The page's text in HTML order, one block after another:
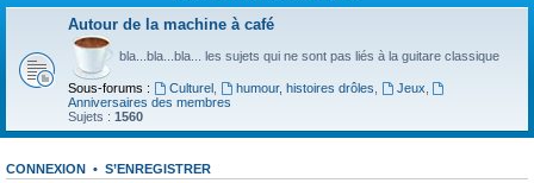
Autour de la machine à café
bla...bla...bla... les sujets qui ne sont pas liés à la guitare classique
Sous-forums : Culturel, humour, histoires drôles Jeux
Anniversaires des membres
Sujets : 1560
CONNEXION • S’ENREGISTRER